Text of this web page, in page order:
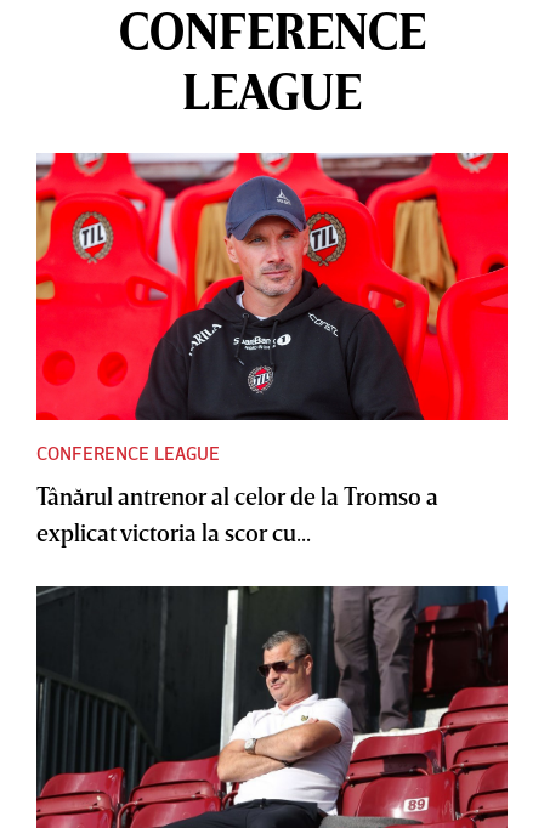
CONFERENCE
LEAGUE
CONFERENCE LEAGUE
Tânărul antrenor al celor de la Tromso a
explicat victoria la scor cu...